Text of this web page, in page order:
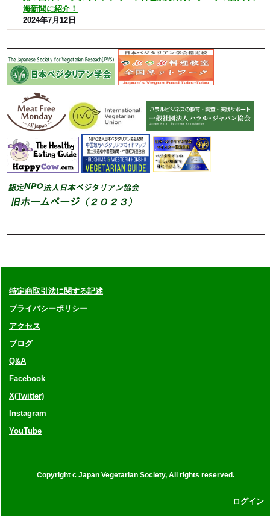
海新聞に紹介！
2024年7月12日
特定商取引法に関する記述
プライバシーポリシー
アクセス
ブログ
Q&A
Facebook
X(Twitter)
Instagram
YouTube
Copyright c Japan Vegetarian Society, All rights reserved.
ログイン